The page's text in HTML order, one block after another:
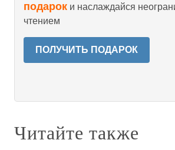
подарок и наслаждайся
чтением
ПОЛУЧИТЬ ПОДАРОК
Читайте также